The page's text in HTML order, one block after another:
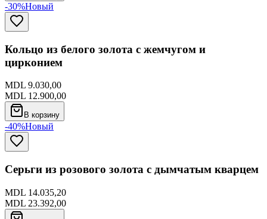
-30%Новый
Кольцо из белого золота с жемчугом и
цирконием
MDL 9.030,00
MDL 12.900,00
В корзину
-40%Новый
Серьги из розового золота с дымчатым кварцем
MDL 14.035,20
MDL 23.392,00